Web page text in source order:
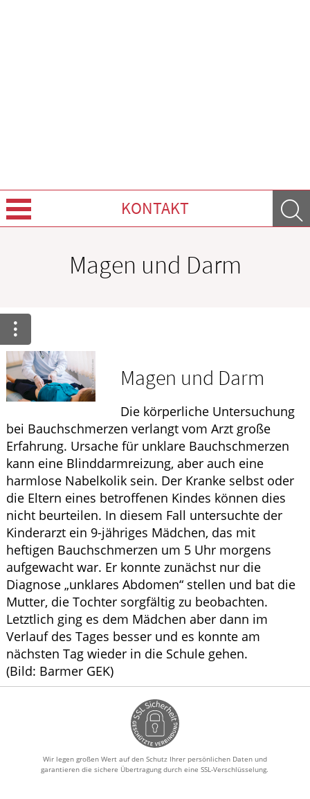
KONTAKT
Ratgeber
Krankheiten & Therapie
WELLNESS
HOMÖOPATHIE
Magen und Darm
Magen und Darm
Die körperliche Untersuchung
bei Bauchschmerzen verlangt vom Arzt große
Erfahrung. Ursache für unklare Bauchschmerzen
kann eine Blinddarmreizung, aber auch eine
harmlose Nabelkolik sein. Der Kranke selbst oder
die Eltern eines betroffenen Kindes können dies
nicht beurteilen. In diesem Fall untersuchte der
Kinderarzt ein 9-jähriges Mädchen, das mit
heftigen Bauchschmerzen um 5 Uhr morgens
aufgewacht war. Er konnte zunächst nur die
Diagnose „unklares Abdomen“ stellen und bat die
Mutter, die Tochter sorgfältig zu beobachten.
Letztlich ging es dem Mädchen aber dann im
Verlauf des Tages besser und es konnte am
nächsten Tag wieder in die Schule gehen.
(Bild: Barmer GEK)
Wir legen großen Wert auf den Schutz Ihrer persönlichen Daten und
garantieren die sichere Übertragung durch eine SSL-Verschlüsselung.